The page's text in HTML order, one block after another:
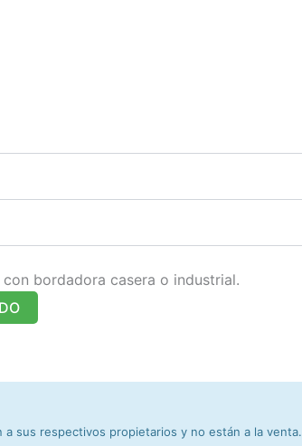
bordadora casera o industrial.
sus respectivos propietarios y no están a la venta.